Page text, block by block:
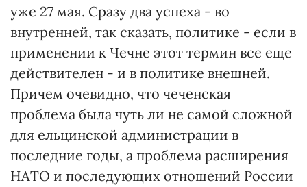
уже 27 мая. Сразу два успеха - во
внутренней, так сказать, политике - если в
применении к Чечне этот термин все еще
действителен - и в политике внешней.
Причем очевидно, что чеченская
проблема была чуть ли не самой сложной
для ельцинской администрации в
последние годы, а проблема расширения
НАТО и последующих отношений России